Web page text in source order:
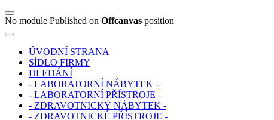
No module Published on Offcanvas position
ÚVODNÍ STRANA
SÍDLO FIRMY
HLEDÁNÍ
- LABORATORNÍ NÁBYTEK -
- LABORATORNÍ PŘÍSTROJE -
- ZDRAVOTNICKÝ NÁBYTEK -
- ZDRAVOTNICKÉ PŘÍSTROJE -